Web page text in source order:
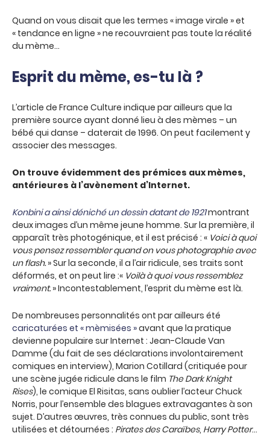
Quand on vous disait que les termes « image virale » et
« tendance en ligne » ne recouvraient pas toute la réalité
du mème…
Esprit du mème, es-tu là ?
L’article de France Culture indique par ailleurs que la
première source ayant donné lieu à des mèmes – un
bébé qui danse – daterait de 1996. On peut facilement y
associer des messages.
On trouve évidemment des prémices aux mèmes,
antérieures à l’avènement d’Internet.
Konbini a ainsi déniché un dessin datant de 1921montrant
deux images d’un même jeune homme. Sur la première, il
apparaît très photogénique, et il est précisé : « Voici à quoi
vous pensez ressembler quand on vous photographie avec
un flash.» Sur la seconde, il a l’air ridicule, ses traits sont
déformés, et on peut lire :« Voilà à quoi vous ressemblez
vraiment.» Incontestablement, l’esprit du mème est là.
De nombreuses personnalités ont par ailleurs été
caricaturées et « mèmisées »avant que la pratique
devienne populaire sur Internet : Jean-Claude Van
Damme (du fait de ses déclarations involontairement
comiques en interview), Marion Cotillard (critiquée pour
une scène jugée ridicule dans le film The Dark Knight
Rises), le comique El Risitas, sans oublier l’acteur Chuck
Norris, pour l’ensemble des blagues extravagantes à son
sujet. D’autres œuvres, très connues du public, sont très
utilisées et détournées : Pirates des Caraïbes, Harry Potter…